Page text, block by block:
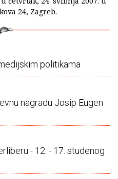
24, Zagreb.
politikama
nagradu Josip Eugen
- 12. - 17. studenog